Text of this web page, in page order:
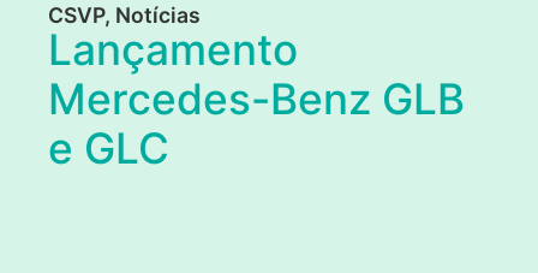
CSVP, Notícias
Lançamento
Mercedes-Benz GLB
e GLC